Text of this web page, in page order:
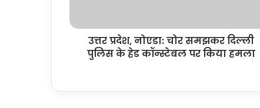
हेड
कॉन्स्टेबलउत्तर प्रदेश, नोएडा: चोर समझकर दिल्ली
पुलिस के हेड कॉन्स्टेबल पर किया हमला